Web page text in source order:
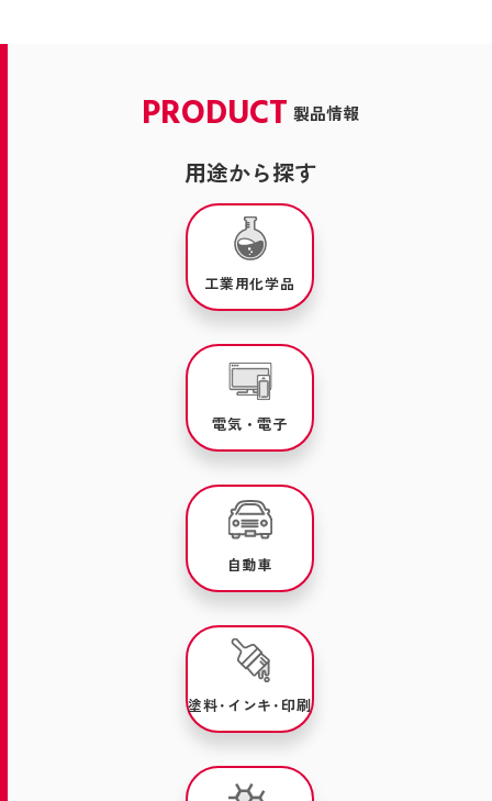
製品情報
PRODUCT
用途から探す
工業用化学品
電気・電子
自動車
塗料･インキ･印刷